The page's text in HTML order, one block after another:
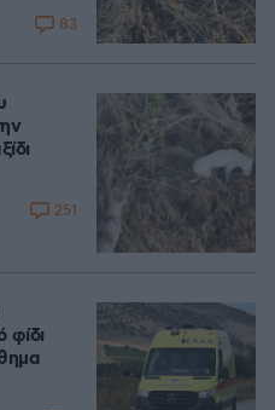
83
251